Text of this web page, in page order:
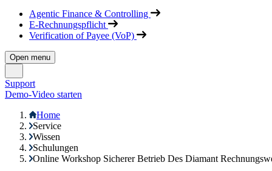
Agentic Finance & Controlling
E-Rechnungspflicht
Verification of Payee (VoP)
Open menu
Support
Demo-Video starten
Home
Service
Wissen
Schulungen
Online Workshop Sicherer Betrieb Des Diamant